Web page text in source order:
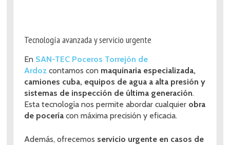
Tecnología avanzada y servicio urgente
En SAN-TEC Poceros Torrejón de
Ardoz contamos con maquinaria especializada,
camiones cuba, equipos de agua a alta presión y
sistemas de inspección de última generación.
Esta tecnología nos permite abordar cualquier obra
de pocería con máxima precisión y eficacia.
Además, ofrecemos servicio urgente en casos de